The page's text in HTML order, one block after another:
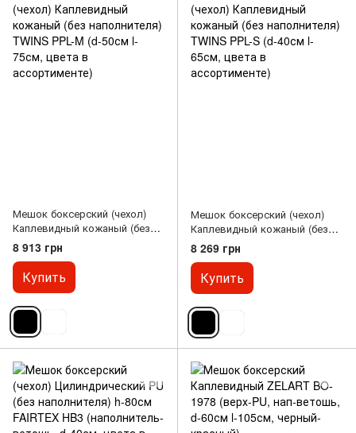
Мешок боксерский (чехол)
Каплевидный кожаный (без
наполнителя) TWINS PPL-M (d-
50см l-75см, цвета в
ассортименте)
8 913 грн
Купить
Мешок боксерский (чехол)
Каплевидный кожаный (без
наполнителя) TWINS PPL-S (d-
40см l-65см, цвета в
ассортименте)
8 269 грн
Купить